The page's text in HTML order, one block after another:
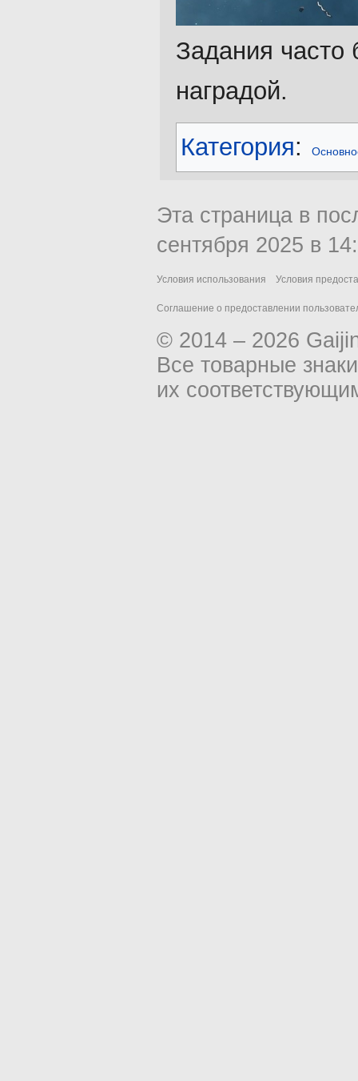
Задания часто
наградой.
Категория:
Эта страница в
сентября 2025 в
Условия использования Условия
Соглашение о предоставлении
© 2014 – 2026
Все товарные
их